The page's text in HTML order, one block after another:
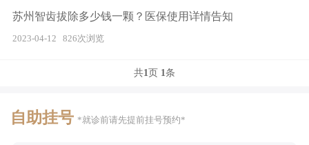
苏州智齿拔除多少钱一颗？医保使用详情告知
2023-04-12 826次浏览
共1页 1条
自助挂号 *就诊前请先提前挂号预约*